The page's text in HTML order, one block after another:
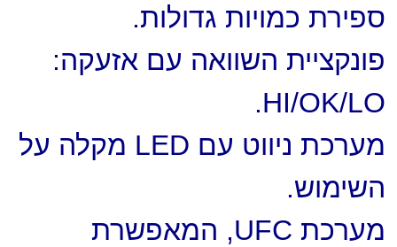
ספירת כמויות גדולות.
פונקציית השוואה עם אזעקה:
HI/OK/LO.
מערכת ניווט עם LED מקלה על
השימוש.
מערכת UFC, המאפשרת